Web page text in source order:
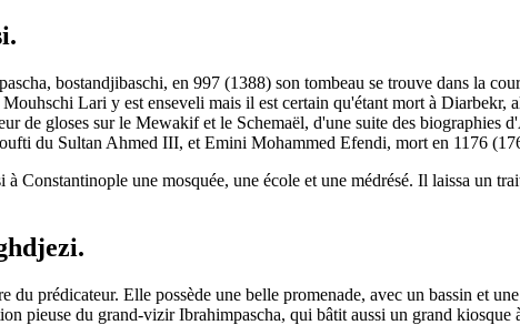
bostandjibaschi, en 997 (1388) son tombeau se trouve dans la
Lari y est enseveli mais il est certain qu'étant mort à Diarbekr,
de gloses sur le Mewakif et le Schemaël, d'une suite des
du Sultan Ahmed III, et Emini Mohammed Efendi, mort en 1176
Constantinople une mosquée, une école et une médrésé. Il laissa un
prédicateur. Elle possède une belle promenade, avec un bassin et
pieuse du grand-vizir Ibrahimpascha, qui bâtit aussi un grand